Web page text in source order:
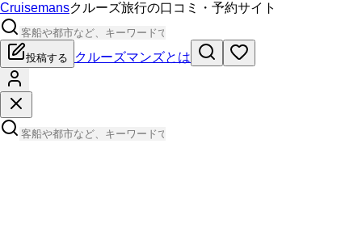
Cruisemansクルーズ旅行の口コミ・予約サイト
投稿する クルーズマンズとは